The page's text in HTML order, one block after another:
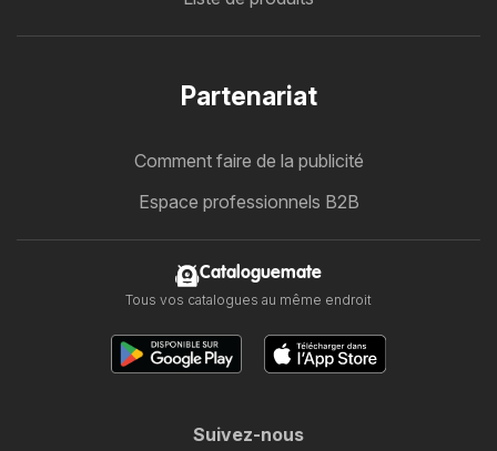
Partenariat
Comment faire de la publicité
Espace professionnels B2B
Cataloguemate
Tous vos catalogues au même endroit
Suivez-nous